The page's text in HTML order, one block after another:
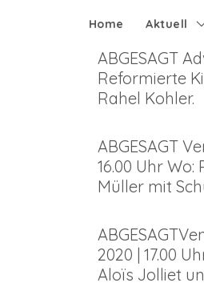
Home Aktuell
ABGESAGT
Reformierte
Rahel Kohler.
ABGESAGT
16.00 Uhr
Müller mit
2020 | 17.00
Aloïs Jolliet